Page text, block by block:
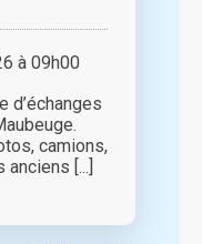
à 09h00
d’échanges
camions,
[...]